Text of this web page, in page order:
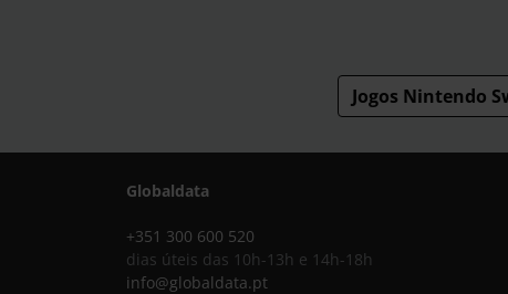
Jogos Nintendo
Globaldata
+351 300 600 520
dias úteis das 10h-13h e 14h-18h
info@globaldata.pt